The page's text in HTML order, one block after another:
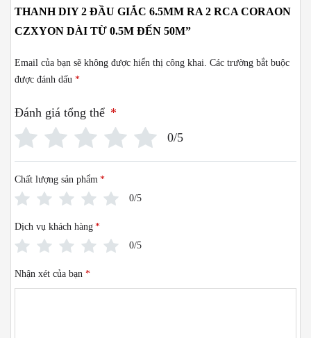
THANH DIY 2 ĐẦU GIẮC 6.5MM RA 2 RCA CORAON
CZXYON DÀI TỪ 0.5M ĐẾN 50M”
Email của bạn sẽ không được hiển thị công khai. Các trường bắt buộc
được đánh dấu *
Đánh giá tổng thể *
0/5
Chất lượng sản phẩm *
0/5
Dịch vụ khách hàng *
0/5
Nhận xét của bạn *